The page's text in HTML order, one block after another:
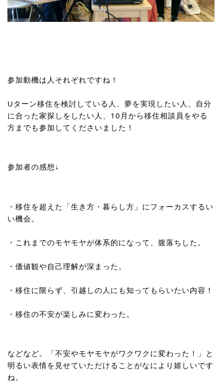
参加動機は人それぞれですね！
Uターン移住を検討している人、夢を実現したい人、自分
に合った家探しをしたい人、10月から移住相談員をやる
方までも参加してくださいました！
参加者の感想↓
・移住を超えた「生き方・暮らし方」にフォーカスするい
い機会。
・これまでのモヤモヤが体系的になって、腹落ちした。
・価値観や自己理解が深まった。
・移住に限らず、引越しの人にも知ってもらいたい内容！
・移住の不安が楽しみに変わった。
などなど。「不安やモヤモヤがワクワクに変わった！」と
明るい表情を見せていただけることがなにより嬉しいです
ね。